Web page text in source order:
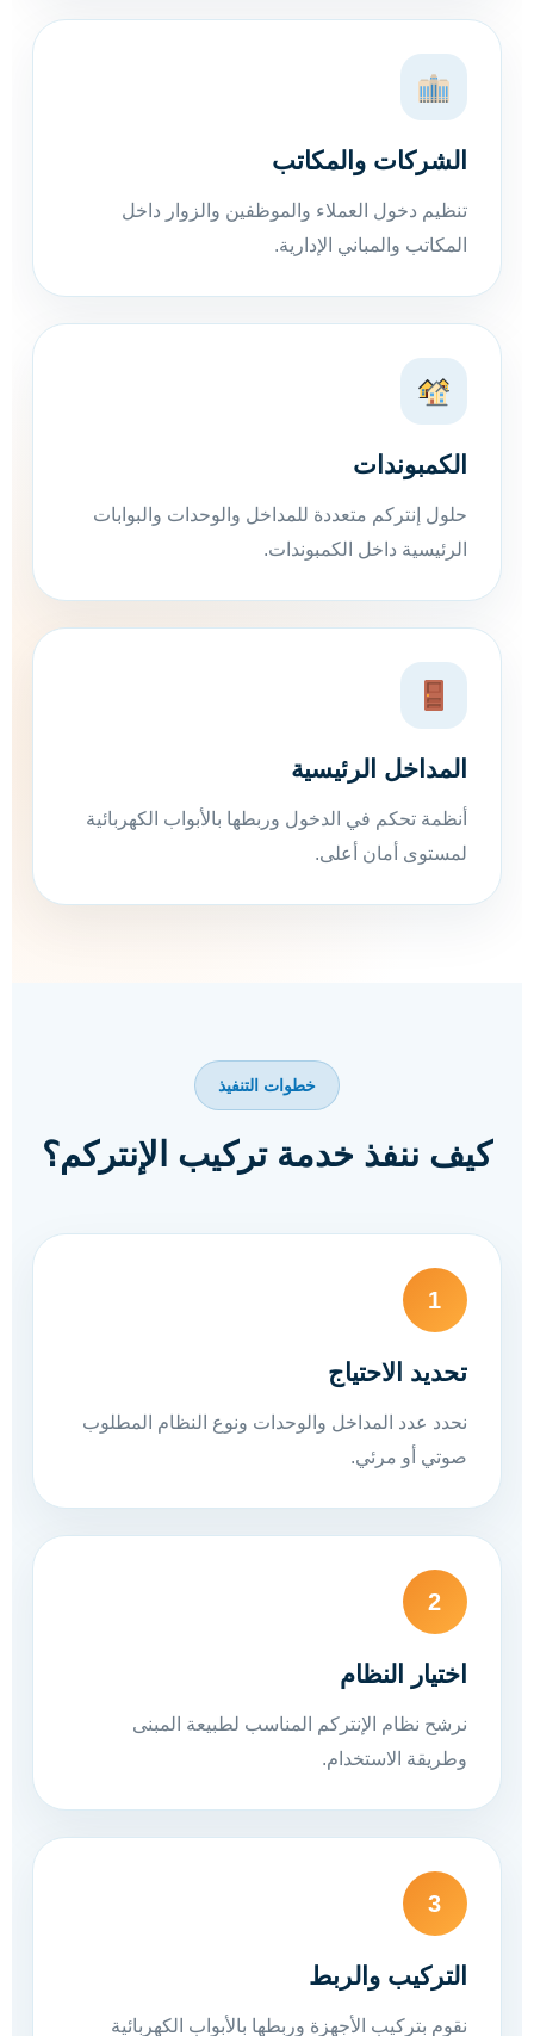
الشركات والمكاتب
تنظيم دخول العملاء والموظفين والزوار داخل
المكاتب والمباني الإدارية.
الكمبوندات
حلول إنتركم متعددة للمداخل والوحدات والبوابات
الرئيسية داخل الكمبوندات.
المداخل الرئيسية
أنظمة تحكم في الدخول وربطها بالأبواب الكهربائية
لمستوى أمان أعلى.
خطوات التنفيذ
كيف ننفذ خدمة تركيب الإنتركم؟
1
تحديد الاحتياج
نحدد عدد المداخل والوحدات ونوع النظام المطلوب
صوتي أو مرئي.
2
اختيار النظام
نرشح نظام الإنتركم المناسب لطبيعة المبنى
وطريقة الاستخدام.
3
التركيب والربط
نقوم بتركيب الأجهزة وربطها بالأبواب الكهربائية